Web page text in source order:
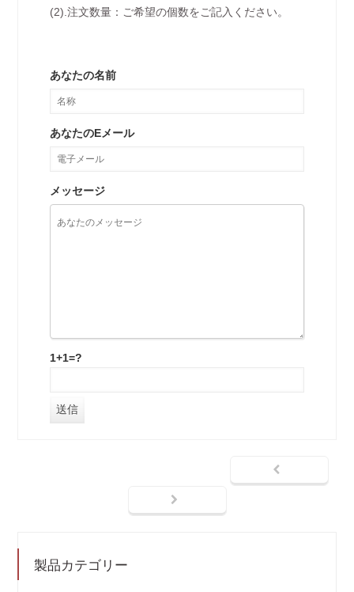
(2).注文数量：ご希望の個数をご記入ください。
あなたの名前
あなたのEメール
メッセージ
1+1=?
製品カテゴリー